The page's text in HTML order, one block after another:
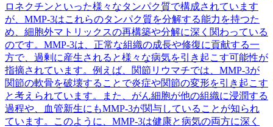
ロネクチンといった様々なタンパク質で構成されています
が、MMP-3はこれらのタンパク質を分解する能力を持つた
め、細胞外マトリックスの再構築や分解に深く関わっている
のです。MMP-3は、正常な組織の成長や修復に貢献する一
方で、過剰に産生されると様々な病気を引き起こす可能性が
指摘されています。例えば、関節リウマチでは、MMP-3が
関節の軟骨を破壊することで炎症や関節の変形を引き起こす
と考えられています。また、がん細胞が他の組織に浸潤する
過程や、血管新生にもMMP-3が関与していることが知られ
ています。このように、MMP-3は健康と病気の両方に深く